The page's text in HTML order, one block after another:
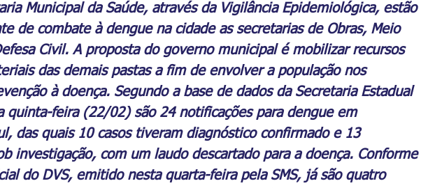
Municipal da Saúde, através da Vigilância Epidemiológica, estão
de combate à dengue na cidade as secretarias de Obras, Meio
Civil. A proposta do governo municipal é mobilizar recursos
das demais pastas a fim de envolver a população nos
à doença. Segundo a base de dados da Secretaria Estadual
quinta-feira (22/02) são 24 notificações para dengue em
das quais 10 casos tiveram diagnóstico confirmado e 13
investigação, com um laudo descartado para a doença. Conforme
do DVS, emitido nesta quarta-feira pela SMS, já são quatro